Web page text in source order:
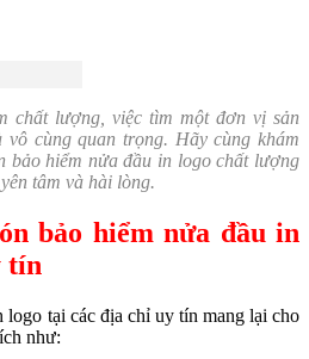
chất lượng, việc tìm một đơn vị sản
cùng quan trọng. Hãy cùng khám
bảo hiểm nửa đầu in logo chất lượng
tâm và hài lòng.
bảo hiểm nửa đầu in
tín
tại các địa chỉ uy tín mang lại cho
như: